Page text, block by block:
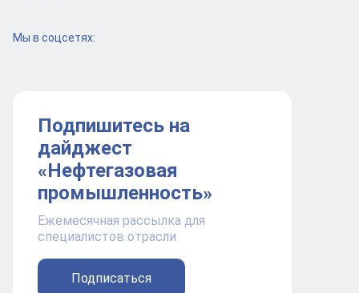
Мы в соцсетях:
Подпишитесь на
дайджест
«Нефтегазовая
промышленность»
Ежемесячная рассылка для
специалистов отрасли
Подписаться